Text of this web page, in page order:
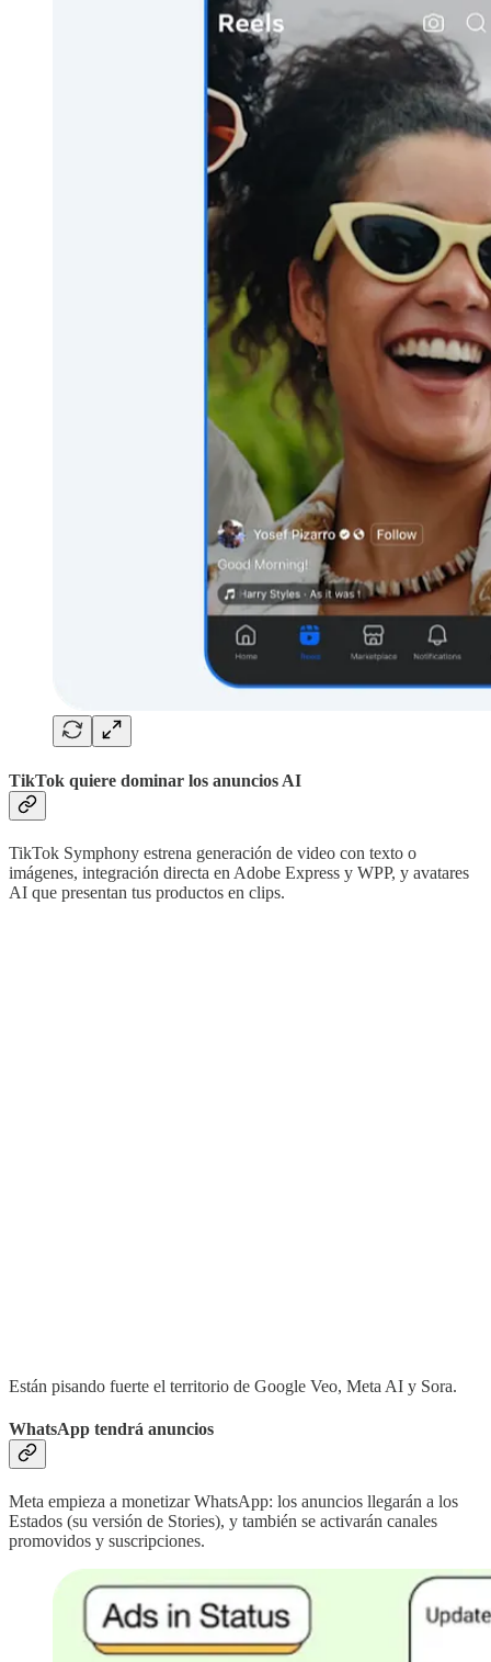
TikTok quiere dominar los anuncios AI
TikTok Symphony estrena generación de video con texto o
imágenes, integración directa en Adobe Express y WPP, y avatares
AI que presentan tus productos en clips.
Están pisando fuerte el territorio de Google Veo, Meta AI y Sora.
WhatsApp tendrá anuncios
Meta empieza a monetizar WhatsApp: los anuncios llegarán a los
Estados (su versión de Stories), y también se activarán canales
promovidos y suscripciones.